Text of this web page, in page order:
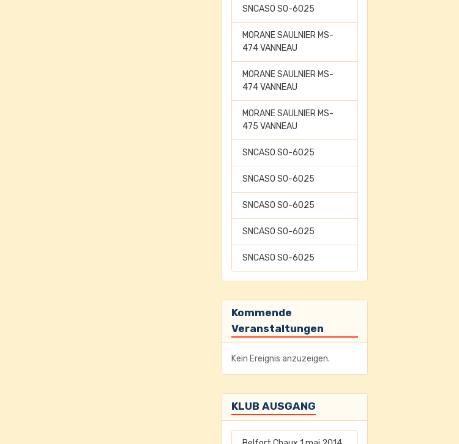
SNCASO SO-6025
MORANE SAULNIER MS-
474 VANNEAU
MORANE SAULNIER MS-
474 VANNEAU
MORANE SAULNIER MS-
475 VANNEAU
SNCASO SO-6025
SNCASO SO-6025
SNCASO SO-6025
SNCASO SO-6025
SNCASO SO-6025
Kommende
Veranstaltungen
Kein Ereignis anzuzeigen.
KLUB AUSGANG